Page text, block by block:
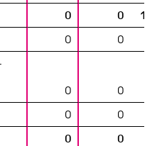
0 0
0 0
0
0
0
0
0 0